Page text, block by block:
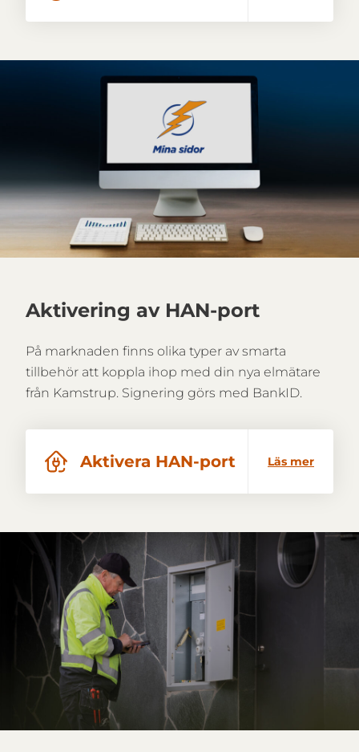
Aktivering av HAN-port
På marknaden finns olika typer av smarta
tillbehör att koppla ihop med din nya elmätare
från Kamstrup. Signering görs med BankID.
Aktivera HAN-port Läs mer